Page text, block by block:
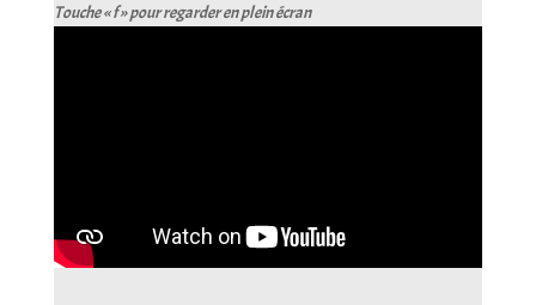
Touche « f » pour regarder en plein écran